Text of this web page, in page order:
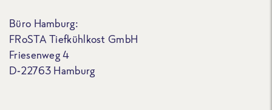
Büro Hamburg:
FRoSTA Tiefkühlkost GmbH
Friesenweg 4
D-22763 Hamburg